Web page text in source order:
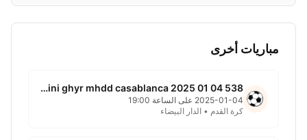
مباريات أخرى
538 non defini ghyr mhdd casablanca 2025 01 04
2025-01-04 على الساعة 19:00
كرة القدم • الدار البيضاء